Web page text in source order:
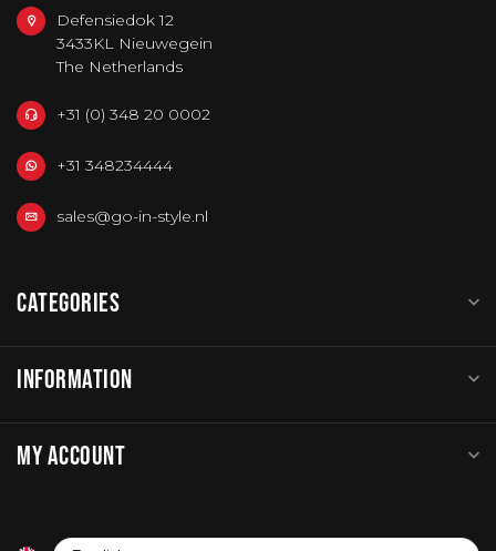
Defensiedok 12
3433KL Nieuwegein
The Netherlands
+31 (0) 348 20 0002
+31 348234444
sales@go-in-style.nl
CATEGORIES
INFORMATION
MY ACCOUNT